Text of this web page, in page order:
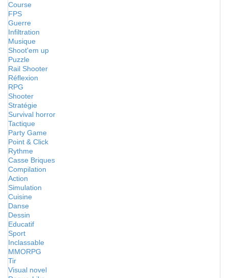
Course
FPS
Guerre
Infiltration
Musique
Shoot'em up
Puzzle
Rail Shooter
Réflexion
RPG
Shooter
Stratégie
Survival horror
Tactique
Party Game
Point & Click
Rythme
Casse Briques
Compilation
Action
Simulation
Cuisine
Danse
Dessin
Educatif
Sport
Inclassable
MMORPG
Tir
Visual novel